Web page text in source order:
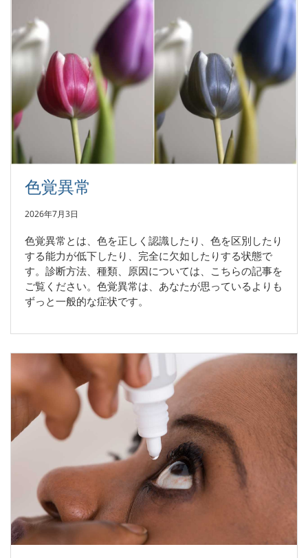
色覚異常
2026年7月3日
色覚異常とは、色を正しく認識したり、色を区別したり
する能力が低下したり、完全に欠如したりする状態で
す。診断方法、種類、原因については、こちらの記事を
ご覧ください。色覚異常は、あなたが思っているよりも
ずっと一般的な症状です。